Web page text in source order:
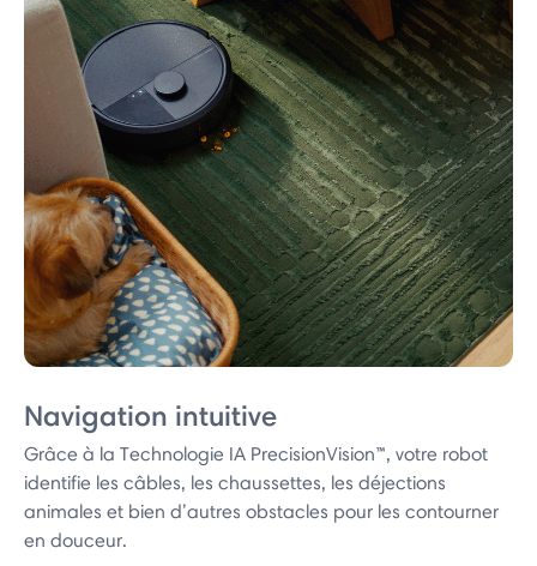
Navigation intuitive
Grâce à la Technologie IA PrecisionVision™, votre robot
identifie les câbles, les chaussettes, les déjections
animales et bien d’autres obstacles pour les contourner
en douceur.